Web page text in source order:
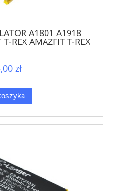
A1801 A1918
REX AMAZFIT T-REX
zł